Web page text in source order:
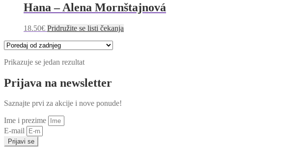
Hana – Alena Mornštajnová
18.50€ Pridružite se listi čekanja
Prikazuje se jedan rezultat
Prijava na newsletter
Saznajte prvi za akcije i nove ponude!
Ime i prezime
E-mail
Prijavi se